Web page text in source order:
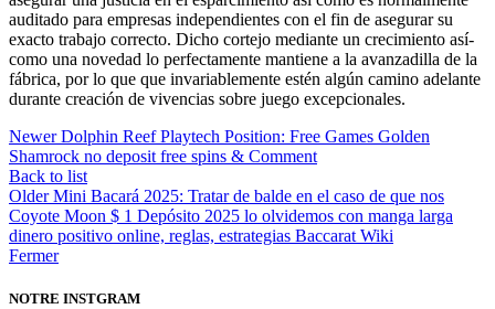
auditado para empresas independientes con el fin de asegurar su
exacto trabajo correcto. Dicho cortejo mediante un crecimiento así­
como una novedad lo perfectamente mantiene a la avanzadilla de la
fábrica, por lo que que invariablemente estén algún camino adelante
durante creación de vivencias sobre juego excepcionales.
Newer Dolphin Reef Playtech Position: Free Games Golden
Shamrock no deposit free spins & Comment
Back to list
Older Mini Bacará 2025: Tratar de balde en el caso de que nos
Coyote Moon $ 1 Depósito 2025 lo olvidemos con manga larga
dinero positivo online, reglas, estrategias Baccarat Wiki
Fermer
NOTRE INSTGRAM